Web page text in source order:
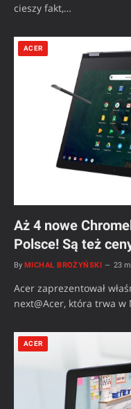
cieszy fakt,…
ACER
Aż 4 nowe
Polsce! Są też
By MICHAŁ BROŻYŃSKI 23
Acer zaprezentował
next@Acer, która trwa w
ACER